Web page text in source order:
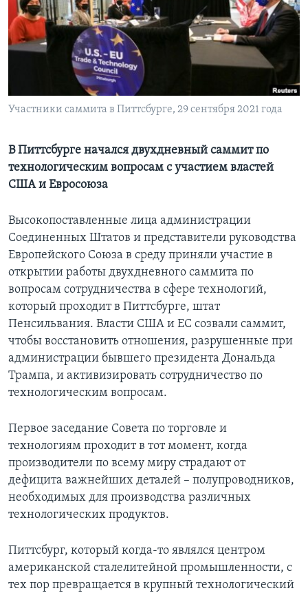
Learning English
СОЦИАЛЬНЫЕ СЕТИ
Участники саммита в Питтсбурге, 29 сентября 2021 года
В Питтсбурге начался двухдневный саммит по
технологическим вопросам с участием властей
США и Евросоюза
Высокопоставленные лица администрации
Соединенных Штатов и представители руководства
Европейского Союза в среду приняли участие в
открытии работы двухдневного саммита по
вопросам сотрудничества в сфере технологий,
который проходит в Питтсбурге, штат
Пенсильвания. Власти США и ЕС созвали саммит,
чтобы восстановить отношения, разрушенные при
администрации бывшего президента Дональда
Трампа, и активизировать сотрудничество по
технологическим вопросам.
Первое заседание Совета по торговле и
технологиям проходит в тот момент, когда
производители по всему миру страдают от
дефицита важнейших деталей – полупроводников,
необходимых для производства различных
технологических продуктов.
Питтсбург, который когда-то являлся центром
американской сталелитейной промышленности, с
тех пор превращается в крупный технологический